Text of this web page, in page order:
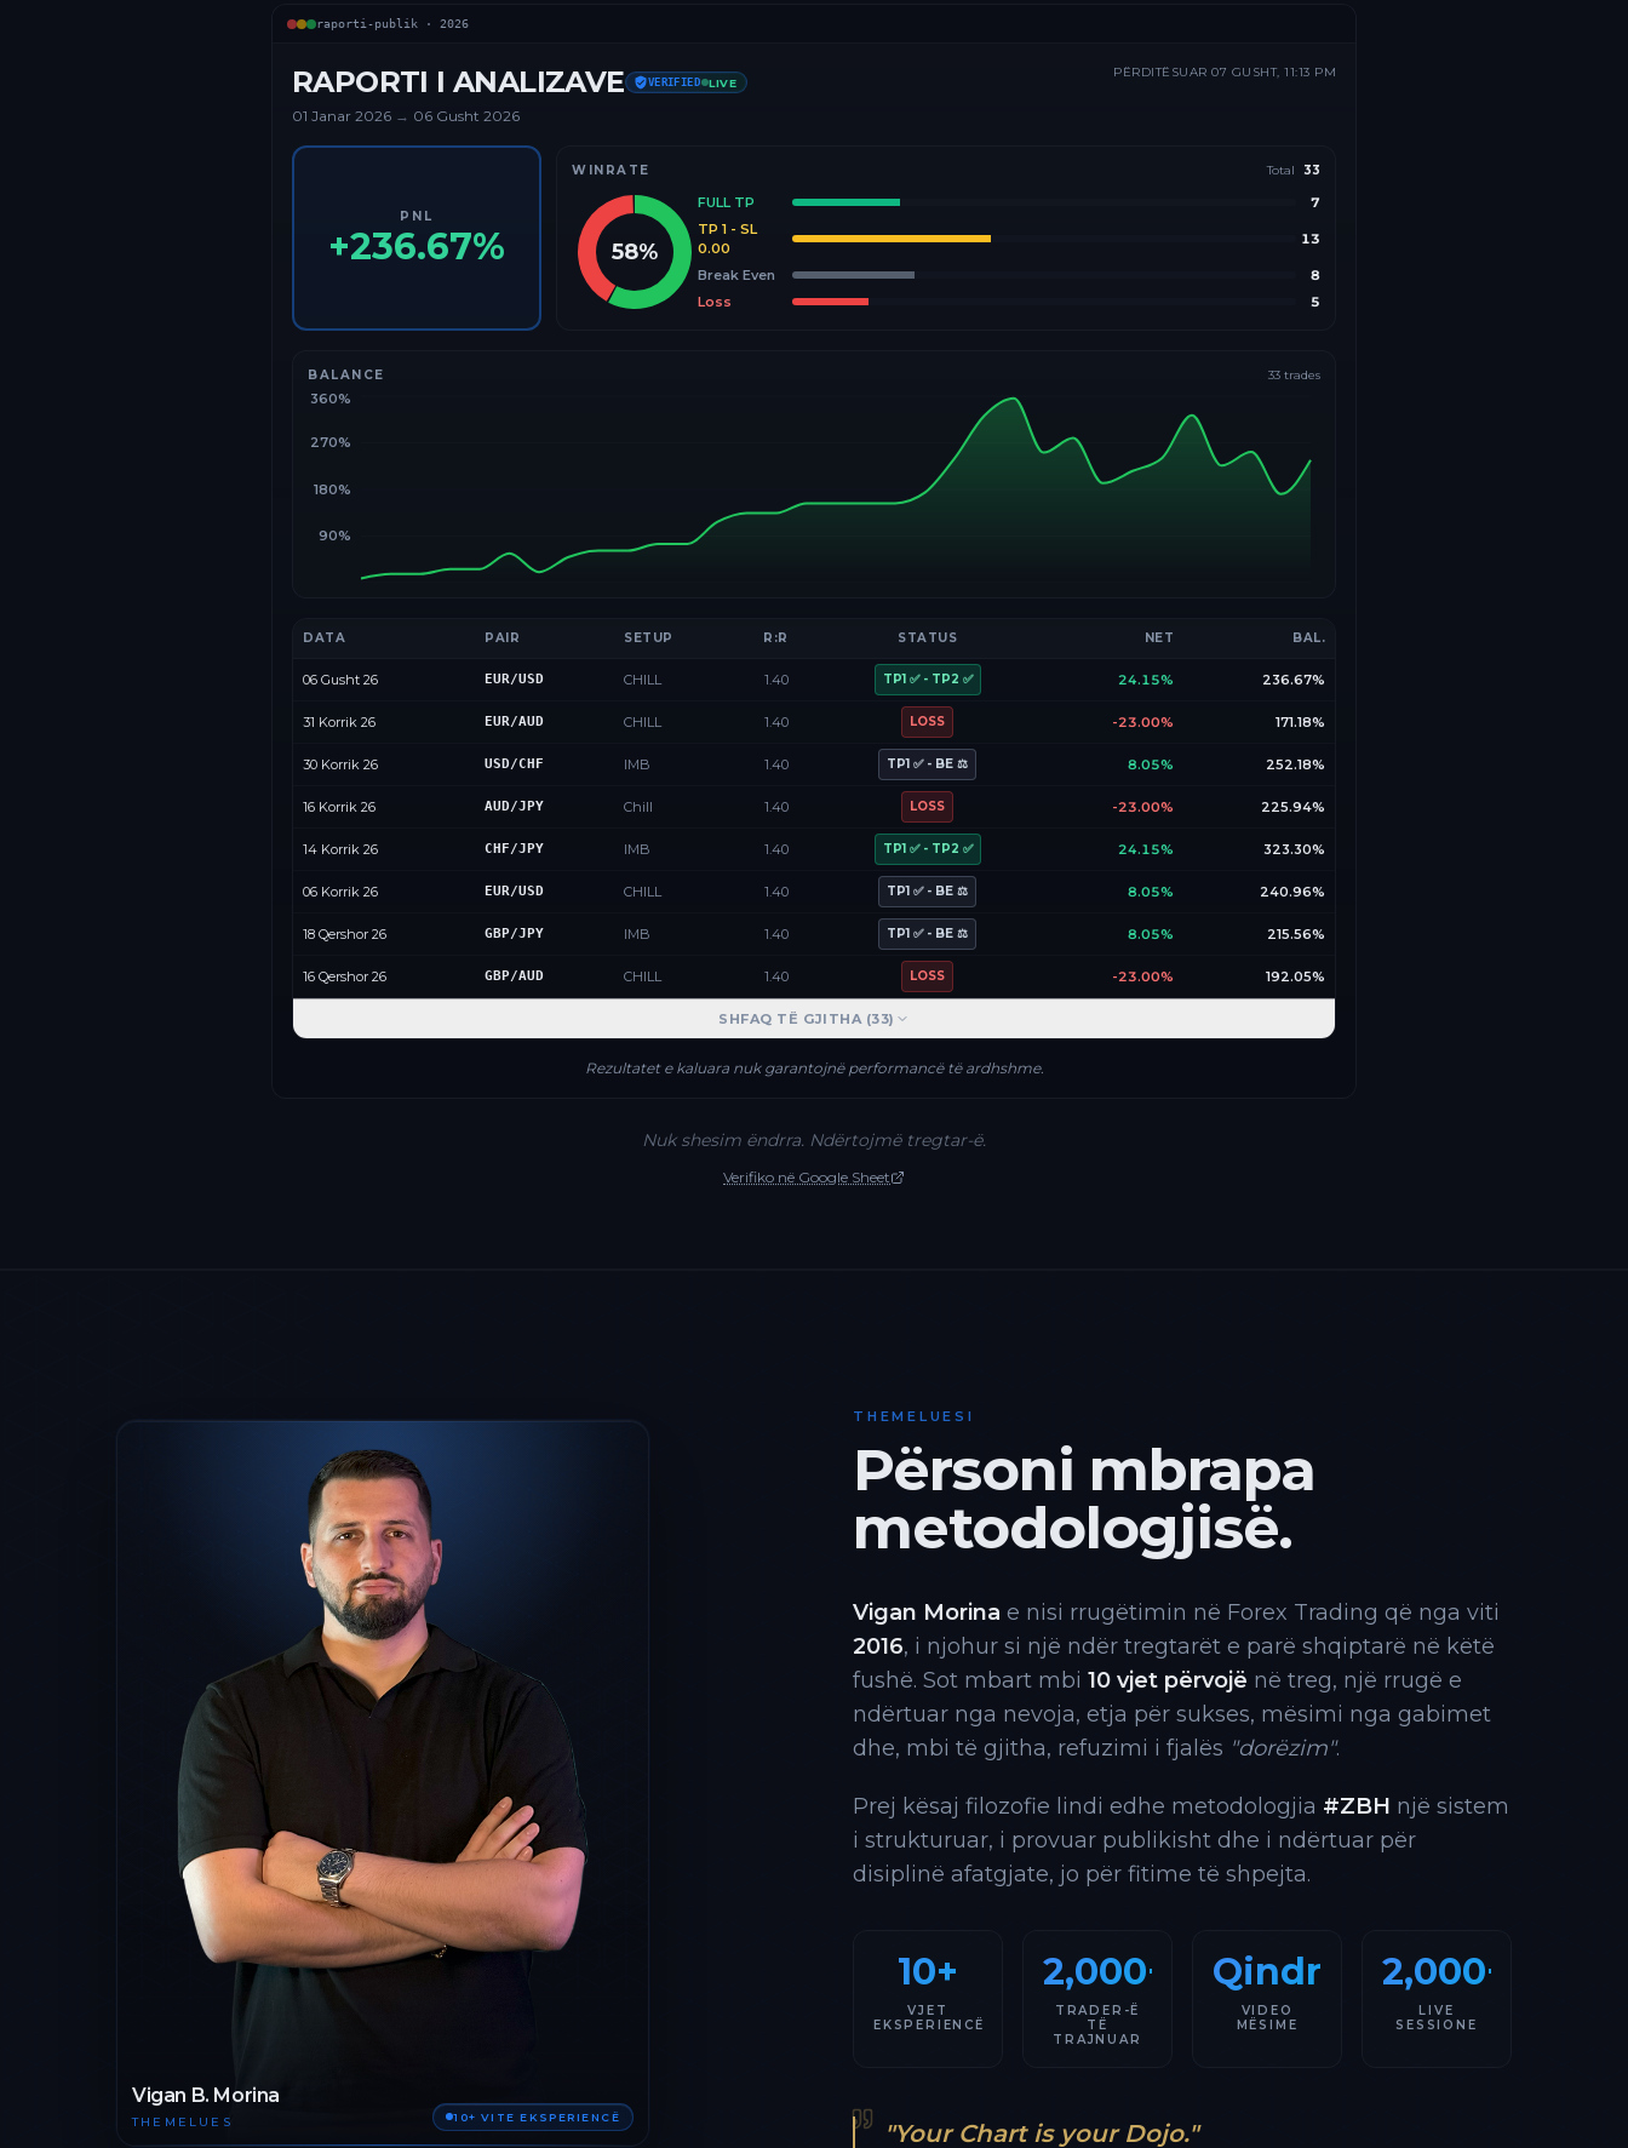
raporti-publik · 2026
RAPORTI I ANALIZAVE VERIFIED LIVE
01 Janar 2026 → 06 Gusht 2026
PËRDITËSUAR 07 GUSHT, 11:13 PM
PNL
+236.67%
WINRATE Total 33
58%
FULL TP
7
TP 1 - SL
0.00
13
Break Even
8
Loss
5
BALANCE 33 trades
90%
180%
270%
360%
DATA PAIR SETUP R:R STATUS NET BAL.
06 Gusht 26 EUR/USD CHILL 1.40 TP1 ✅ - TP2 ✅ 24.15% 236.67%
31 Korrik 26 EUR/AUD CHILL 1.40 LOSS -23.00% 171.18%
30 Korrik 26 USD/CHF IMB 1.40 TP1 ✅ - BE ⚖️ 8.05% 252.18%
16 Korrik 26 AUD/JPY Chill 1.40 LOSS -23.00% 225.94%
14 Korrik 26 CHF/JPY IMB 1.40 TP1 ✅ - TP2 ✅ 24.15% 323.30%
06 Korrik 26 EUR/USD CHILL 1.40 TP1 ✅ - BE ⚖️ 8.05% 240.96%
18 Qershor 26 GBP/JPY IMB 1.40 TP1 ✅ - BE ⚖️ 8.05% 215.56%
16 Qershor 26 GBP/AUD CHILL 1.40 LOSS -23.00% 192.05%
SHFAQ TË GJITHA (33)
Rezultatet e kaluara nuk garantojnë performancë të ardhshme.
Nuk shesim ëndrra. Ndërtojmë tregtar-ë.
Verifiko në Google Sheet
Vigan B. Morina
THEMELUES 10+ VITE EKSPERIENCË
THEMELUESI
Përsoni mbrapa
metodologjisë.
Vigan Morina e nisi rrugëtimin në Forex Trading që nga viti
2016, i njohur si një ndër tregtarët e parë shqiptarë në këtë
fushë. Sot mbart mbi 10 vjet përvojë në treg, një rrugë e
ndërtuar nga nevoja, etja për sukses, mësimi nga gabimet
dhe, mbi të gjitha, refuzimi i fjalës "dorëzim".
Prej kësaj filozofie lindi edhe metodologjia #ZBH një sistem
i strukturuar, i provuar publikisht dhe i ndërtuar për
disiplinë afatgjate, jo për fitime të shpejta.
10+
VJET
EKSPERIENCË
2,000+
TRADER-Ë
TË
TRAJNUAR
Qindra
VIDEO
MËSIME
2,000+
LIVE
SESSIONE
"Your Chart is your Dojo."